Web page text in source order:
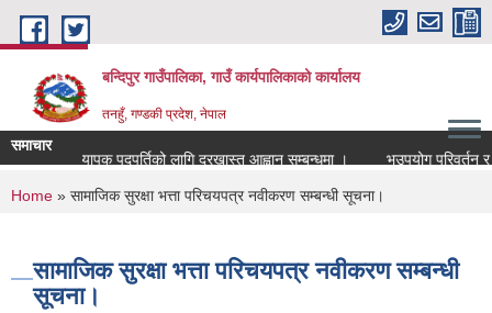
Skip to main content
बन्दिपुर गाउँपालिका, गाउँ कार्यपालिकाको कार्यालय
तनहुँ, गण्डकी प्रदेश, नेपाल
समाचार
प्रधानाध्यापक पदपुर्तिको लागि दरखास्त आह्वान सम्बन्धमा ।
भूउपयोग परिवर्तन र
You are here
Home » सामाजिक सुरक्षा भत्ता परिचयपत्र नवीकरण सम्बन्धी सूचना।
सामाजिक सुरक्षा भत्ता परिचयपत्र नवीकरण सम्बन्धी
सूचना।